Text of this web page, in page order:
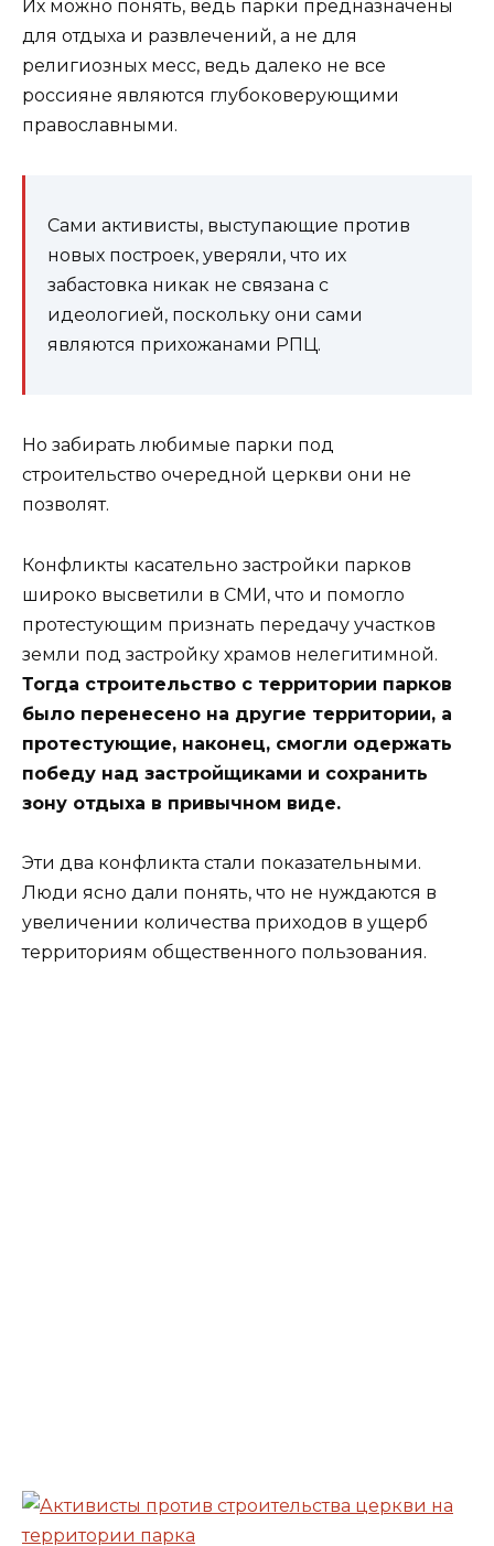
Их можно понять, ведь парки предназначены
для отдыха и развлечений, а не для
религиозных месс, ведь далеко не все
россияне являются глубоковерующими
православными.
Сами активисты, выступающие против
новых построек, уверяли, что их
забастовка никак не связана с
идеологией, поскольку они сами
являются прихожанами РПЦ.
Но забирать любимые парки под
строительство очередной церкви они не
позволят.
Конфликты касательно застройки парков
широко высветили в СМИ, что и помогло
протестующим признать передачу участков
земли под застройку храмов нелегитимной.
Тогда строительство с территории парков
было перенесено на другие территории, а
протестующие, наконец, смогли одержать
победу над застройщиками и сохранить
зону отдыха в привычном виде.
Эти два конфликта стали показательными.
Люди ясно дали понять, что не нуждаются в
увеличении количества приходов в ущерб
территориям общественного пользования.